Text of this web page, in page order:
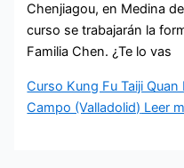
Chenjiagou, en Medina
curso se trabajarán la
Familia Chen. ¿Te lo vas
Curso Kung Fu Taiji
Campo (Valladolid) Leer